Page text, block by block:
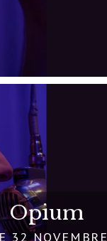
Opium
32 NOVEMBRE